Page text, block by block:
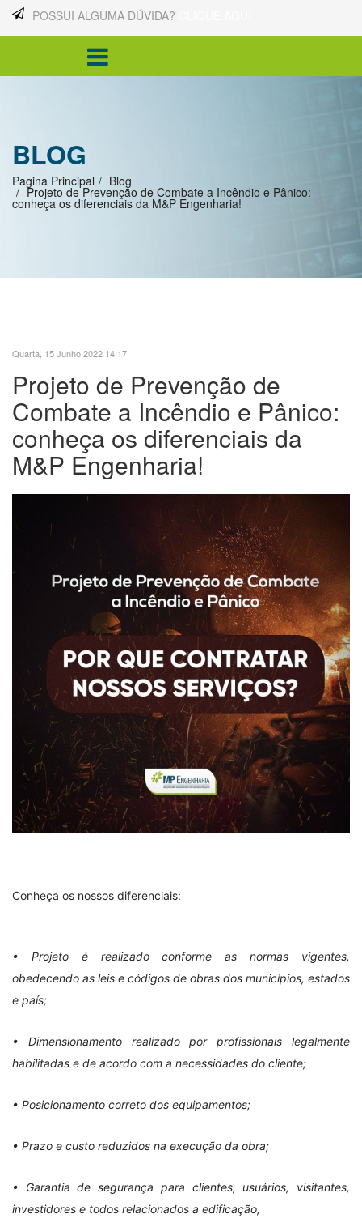
POSSUI ALGUMA DÚVIDA?
BLOG
Pagina Principal Blog
Projeto de Prevenção de Combate a Incêndio e Pânico:
conheça os diferenciais da M&P Engenharia!
Quarta, 15 Junho 2022 14:17
Projeto de Prevenção de
Combate a Incêndio e Pânico:
conheça os diferenciais da
M&P Engenharia!
Conheça os nossos diferenciais:
• Projeto é realizado conforme as normas vigentes,
obedecendo as leis e códigos de obras dos municípios, estados
e país;
• Dimensionamento realizado por profissionais legalmente
habilitadas e de acordo com a necessidades do cliente;
• Posicionamento correto dos equipamentos;
• Prazo e custo reduzidos na execução da obra;
• Garantia de segurança para clientes, usuários, visitantes,
investidores e todos relacionados a edificação;